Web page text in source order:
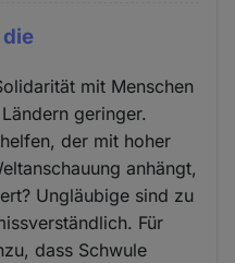
mit Menschen
geringer.
der mit hoher
anhängt,
Ungläubige sind zu
Für
dass Schwule